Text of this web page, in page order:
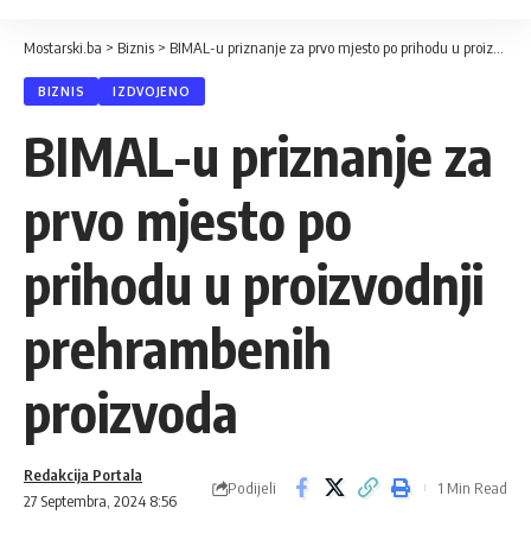
Mostarski.ba > Biznis > BIMAL-u priznanje za prvo mjesto po prihodu u proizvodnji prehrambenih proizvoda
BIZNIS IZDVOJENO
BIMAL-u priznanje za
prvo mjesto po
prihodu u proizvodnji
prehrambenih
proizvoda
27 Septembra, 2024 8:56
Redakcija Portala
Podijeli 1 Min Read